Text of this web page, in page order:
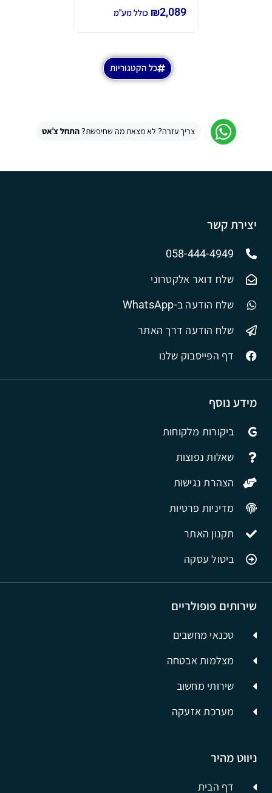
₪2,089 כולל מע"מ
כל הקטגוריות
צריך עזרה? לא מצאת מה שחיפשת?התחל צ'אט
ניווט מהיר
דף הבית
שירותים פופולריים
טכנאי מחשבים
מצלמות אבטחה
שירותי מחשוב
מערכת אזעקה
מידע נוסף
ביקורות מלקוחות
שאלות נפוצות
הצהרת נגישות
מדיניות פרטיות
תקנון האתר
ביטול עסקה
יצירת קשר
058-444-4949
שלח דואר אלקטרוני
שלח הודעה ב-WhatsApp
שלח הודעה דרך האתר
דף הפייסבוק שלנו